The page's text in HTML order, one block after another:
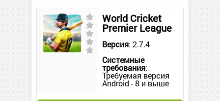
World Cricket
Premier League
Версия: 2.7.4
Системные
требования:
Требуемая версия
Android - 8 и выше